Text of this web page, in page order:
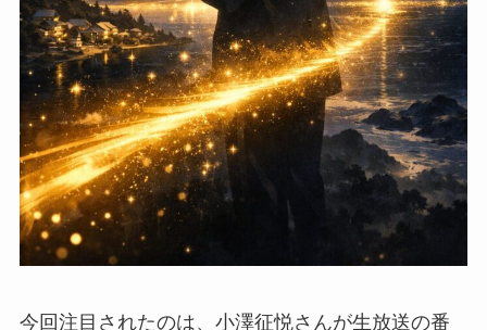
今回注目されたのは、小澤征悦さんが生放送の番